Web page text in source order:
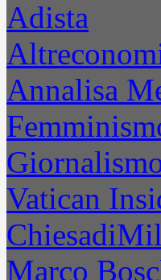
Adista
Annalisa
Vatican
Marco